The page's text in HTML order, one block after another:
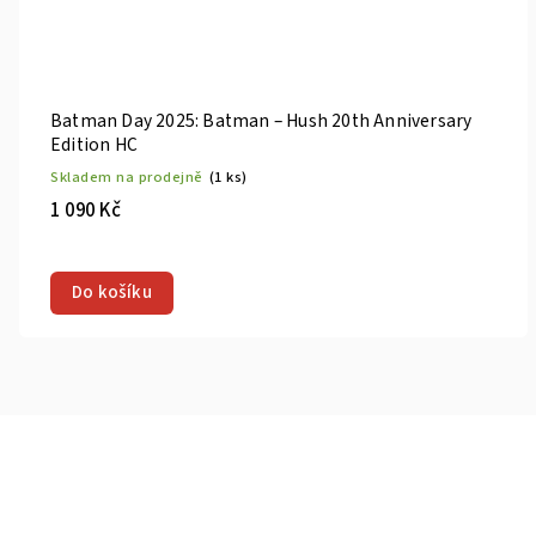
Batman Day 2025: Batman – Hush 20th Anniversary
Edition HC
Skladem na prodejně (1 ks)
1 090 Kč
Do košíku